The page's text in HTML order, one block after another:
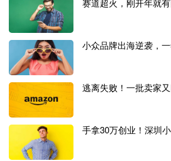
被召回的睡衣套装包括一件短袖纽扣
裤，颜色有香槟色、浅紫色和桃红色
袋、衬衫下摆和短裤下摆均有白色饰
国制造”。
2022年10月至2024年5月期间，该产品
售，以约9美元的价格售出了约18620件
产品，Temu卖家JUVENNO KIDS需承
失（以7月末离岸人民币换算，约121万
Fashion Online
赛道超火，刚开年就
小众品牌出海逆袭，
逃离失败！一批卖家
手拿30万创业！深圳